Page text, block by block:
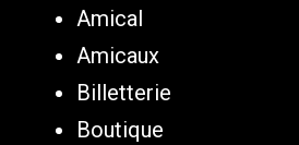
Amical
Amicaux
Billetterie
Boutique